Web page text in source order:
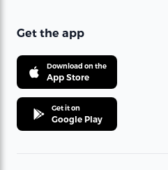
Get the app
Download on the
App Store
Get it on
Google Play